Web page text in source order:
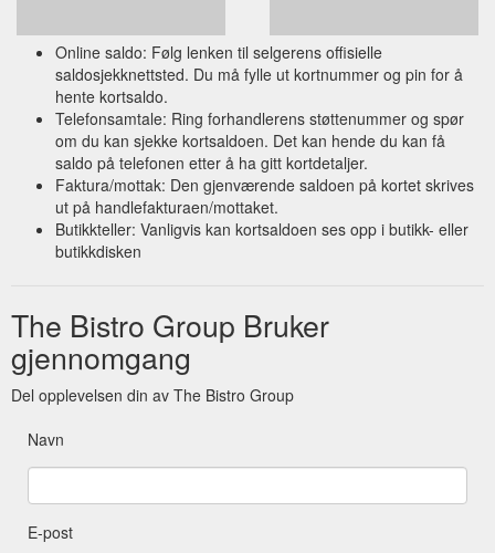
Online saldo: Følg lenken til selgerens offisielle
saldosjekknettsted. Du må fylle ut kortnummer og pin for å
hente kortsaldo.
Telefonsamtale: Ring forhandlerens støttenummer og spør
om du kan sjekke kortsaldoen. Det kan hende du kan få
saldo på telefonen etter å ha gitt kortdetaljer.
Faktura/mottak: Den gjenværende saldoen på kortet skrives
ut på handlefakturaen/mottaket.
Butikkteller: Vanligvis kan kortsaldoen ses opp i butikk- eller
butikkdisken
The Bistro Group Bruker
gjennomgang
Del opplevelsen din av The Bistro Group
Navn
E-post